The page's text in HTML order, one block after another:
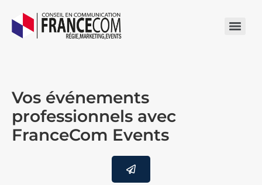
Vos événements
professionnels avec
FranceCom Events